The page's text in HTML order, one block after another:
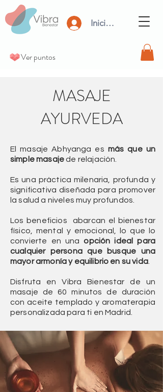
Iniciar Sesión
Ver puntos
MASAJE
AYURVEDA
El masaje Abhyanga es más que un
simple masajede relajación.
Es una práctica milenaria, profunda y
significativa diseñada para promover
la salud a niveles muy profundos.
Los beneficios abarcan el bienestar
físico, mental y emocional, lo que lo
convierte en unaopción ideal para
cualquier persona que busque una
mayor armonía y equilibrio en su vida.
Disfruta en Vibra Bienestar de un
masaje de60 minutos de duración
con aceite templado y aromaterapia
personalizada para ti en Madrid.